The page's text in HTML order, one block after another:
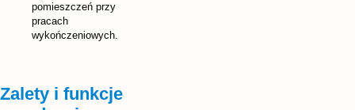
pomieszczeń przy
pracach
wykończeniowych.
Zalety i funkcje